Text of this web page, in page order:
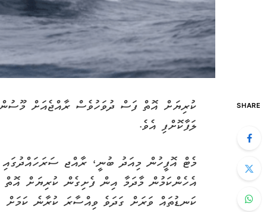
SHARE
ކުރިޔަށް އޮތް ފަސް ދުވަހުވެސް ރާއްޖެއަށް
ލަފާކޮށްފި އެވެ.
މެޓް އޮފީހުން މިއަދު ބުނީ، ރާއްޖ
އެހެންކަމުން މާދަމާ އިން ފެށިގެން ކުރިޔަށް އޮތް
ކަނޑުތައް ވަރަށް ގަދަވެ ވިއްސާރަ ކުރާނެ ކަމަށް